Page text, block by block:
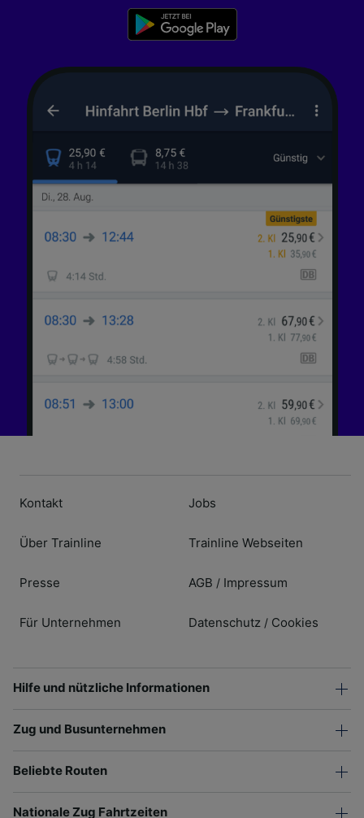
Kontakt
Über Trainline
Presse
Für Unternehmen
Jobs
Trainline Webseiten
AGB / Impressum
Datenschutz / Cookies
Hilfe und nützliche Informationen
Zug und Busunternehmen
Beliebte Routen
Nationale Zug Fahrtzeiten
von Werbeleistung und der Performance von
Inhalten, Zielgruppenforschung sowie
Entwicklung und Verbesserung von